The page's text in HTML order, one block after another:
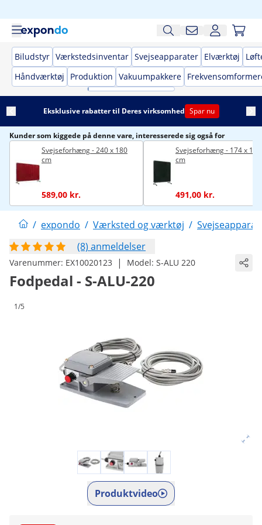
Biludstyr Værkstedsinventar Svejseapparater Elværktøj
Håndværktøj
Produktion Vakuumpakkere
Eksklusive rabatter til Deres virksomhed Spar nu
Kunder som kiggede på denne vare, interesserede sig også for
Svejseforhæng - 240 x 180
cm
589,00 kr.
Svejseforhæng - 174 x 174
cm
491,00 kr.
/ expondo / Værksted og værktøj /
(8) anmeldelser
Varenummer: EX10020123 | Model: S-ALU 220
Fodpedal - S-ALU-220
1/5
Produktvideo